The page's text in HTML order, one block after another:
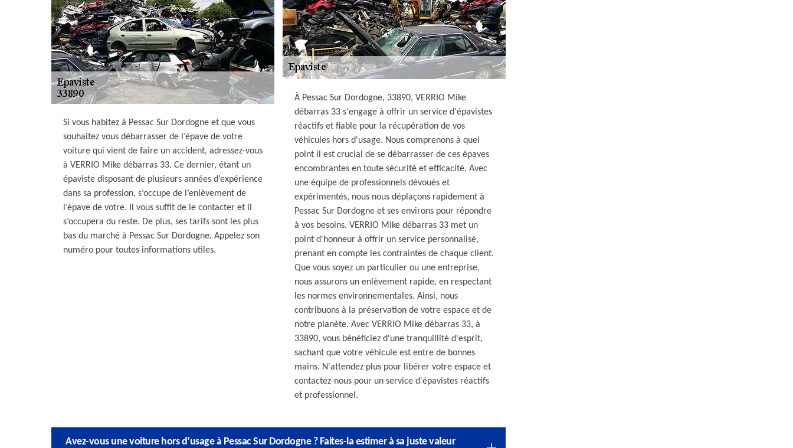
Si vous habitez à Pessac Sur Dordogne et que vous
souhaitez vous débarrasser de l’épave de votre
voiture qui vient de faire un accident, adressez-vous
à VERRIO Mike débarras 33. Ce dernier, étant un
épaviste disposant de plusieurs années d’expérience
dans sa profession, s’occupe de l’enlèvement de
l’épave de votre. Il vous suffit de le contacter et il
s’occupera du reste. De plus, ses tarifs sont les plus
bas du marché à Pessac Sur Dordogne. Appelez son
numéro pour toutes informations utiles.
À Pessac Sur Dordogne, 33890, VERRIO Mike
débarras 33 s'engage à offrir un service d'épavistes
réactifs et fiable pour la récupération de vos
véhicules hors d'usage. Nous comprenons à quel
point il est crucial de se débarrasser de ces épaves
encombrantes en toute sécurité et efficacité. Avec
une équipe de professionnels dévoués et
expérimentés, nous nous déplaçons rapidement à
Pessac Sur Dordogne et ses environs pour répondre
à vos besoins. VERRIO Mike débarras 33 met un
point d'honneur à offrir un service personnalisé,
prenant en compte les contraintes de chaque client.
Que vous soyez un particulier ou une entreprise,
nous assurons un enlèvement rapide, en respectant
les normes environnementales. Ainsi, nous
contribuons à la préservation de votre espace et de
notre planète. Avec VERRIO Mike débarras 33, à
33890, vous bénéficiez d'une tranquillité d'esprit,
sachant que votre véhicule est entre de bonnes
mains. N'attendez plus pour libérer votre espace et
contactez-nous pour un service d'épavistes réactifs
et professionnel.
Avez-vous une voiture hors d’usage à Pessac Sur Dordogne ? Faites-la estimer à sa juste valeur